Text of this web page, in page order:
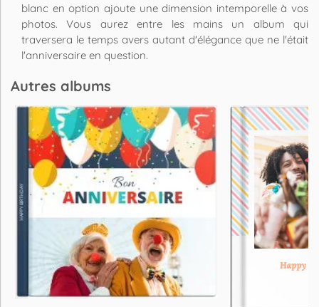
blanc en option ajoute une dimension intemporelle à vos
photos. Vous aurez entre les mains un album qui
traversera le temps avers autant d'élégance que ne l'était
l'anniversaire en question.
Autres albums